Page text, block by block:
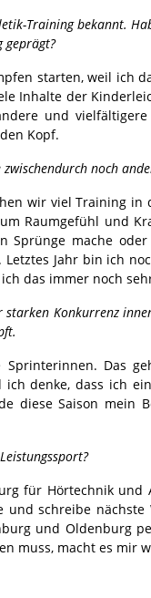
Training bekannt.
geprägt?
starten, weil ich
Inhalte der
und vielfältigere
Kopf.
noch
wir viel Training in
Raumgefühl und
mache
Jahr bin ich
das immer noch
Konkurrenz
Das
denke, dass ich
diese Saison mein
für Hörtechnik und
schreibe nächste
und Oldenburg
muss, macht es mir